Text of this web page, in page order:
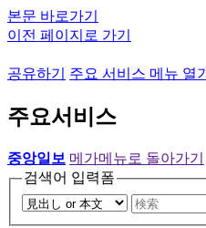
본문 바로가기
이전 페이지로 가기
공유하기 주요 서비스 메뉴 열기
주요서비스
중앙일보 메가메뉴로 돌아가기
검색어 입력폼